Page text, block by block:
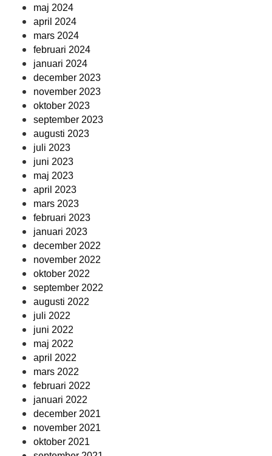
maj 2024
april 2024
mars 2024
februari 2024
januari 2024
december 2023
november 2023
oktober 2023
september 2023
augusti 2023
juli 2023
juni 2023
maj 2023
april 2023
mars 2023
februari 2023
januari 2023
december 2022
november 2022
oktober 2022
september 2022
augusti 2022
juli 2022
juni 2022
maj 2022
april 2022
mars 2022
februari 2022
januari 2022
december 2021
november 2021
oktober 2021